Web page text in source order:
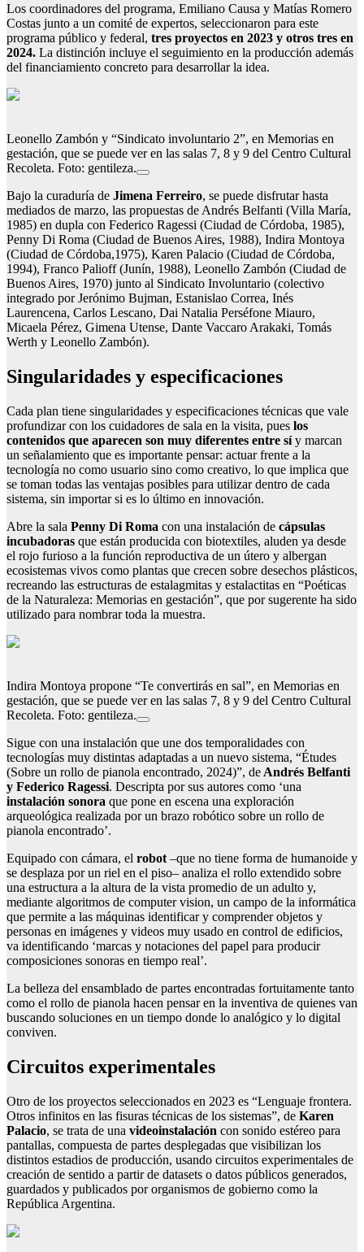
Los coordinadores del programa, Emiliano Causa y Matías Romero
Costas junto a un comité de expertos, seleccionaron para este
programa público y federal, tres proyectos en 2023 y otros tres en
2024. La distinción incluye el seguimiento en la producción además
del financiamiento concreto para desarrollar la idea.
Leonello Zambón y “Sindicato involuntario 2”, en Memorias en
gestación, que se puede ver en las salas 7, 8 y 9 del Centro Cultural
Recoleta. Foto: gentileza.
Bajo la curaduría de Jimena Ferreiro, se puede disfrutar hasta
mediados de marzo, las propuestas de Andrés Belfanti (Villa María,
1985) en dupla con Federico Ragessi (Ciudad de Córdoba, 1985),
Penny Di Roma (Ciudad de Buenos Aires, 1988), Indira Montoya
(Ciudad de Córdoba,1975), Karen Palacio (Ciudad de Córdoba,
1994), Franco Palioff (Junín, 1988), Leonello Zambón (Ciudad de
Buenos Aires, 1970) junto al Sindicato Involuntario (colectivo
integrado por Jerónimo Bujman, Estanislao Correa, Inés
Laurencena, Carlos Lescano, Dai Natalia Perséfone Miauro,
Micaela Pérez, Gimena Utense, Dante Vaccaro Arakaki, Tomás
Werth y Leonello Zambón).
Singularidades y especificaciones
Cada plan tiene singularidades y especificaciones técnicas que vale
profundizar con los cuidadores de sala en la visita, pues los
contenidos que aparecen son muy diferentes entre síy marcan
un señalamiento que es importante pensar: actuar frente a la
tecnología no como usuario sino como creativo, lo que implica que
se toman todas las ventajas posibles para utilizar dentro de cada
sistema, sin importar si es lo último en innovación.
Abre la sala Penny Di Roma con una instalación de cápsulas
incubadoras que están producida con biotextiles, aluden ya desde
el rojo furioso a la función reproductiva de un útero y albergan
ecosistemas vivos como plantas que crecen sobre desechos plásticos,
recreando las estructuras de estalagmitas y estalactitas en “Poéticas
de la Naturaleza: Memorias en gestación”, que por sugerente ha sido
utilizado para nombrar toda la muestra.
Indira Montoya propone “Te convertirás en sal”, en Memorias en
gestación, que se puede ver en las salas 7, 8 y 9 del Centro Cultural
Recoleta. Foto: gentileza.
Sigue con una instalación que une dos temporalidades con
tecnologías muy distintas adaptadas a un nuevo sistema, “Études
(Sobre un rollo de pianola encontrado, 2024)”, de Andrés Belfanti
y Federico Ragessi. Descripta por sus autores como ‘una
instalación sonora que pone en escena una exploración
arqueológica realizada por un brazo robótico sobre un rollo de
pianola encontrado’.
Equipado con cámara, el robot –que no tiene forma de humanoide y
se desplaza por un riel en el piso– analiza el rollo extendido sobre
una estructura a la altura de la vista promedio de un adulto y,
mediante algoritmos de computer vision, un campo de la informática
que permite a las máquinas identificar y comprender objetos y
personas en imágenes y videos muy usado en control de edificios,
va identificando ‘marcas y notaciones del papel para producir
composiciones sonoras en tiempo real’.
La belleza del ensamblado de partes encontradas fortuitamente tanto
como el rollo de pianola hacen pensar en la inventiva de quienes van
buscando soluciones en un tiempo donde lo analógico y lo digital
conviven.
Circuitos experimentales
Otro de los proyectos seleccionados en 2023 es “Lenguaje frontera.
Otros infinitos en las fisuras técnicas de los sistemas”, de Karen
Palacio, se trata de una videoinstalación con sonido estéreo para
pantallas, compuesta de partes desplegadas que visibilizan los
distintos estadios de producción, usando circuitos experimentales de
creación de sentido a partir de datasets o datos públicos generados,
guardados y publicados por organismos de gobierno como la
República Argentina.